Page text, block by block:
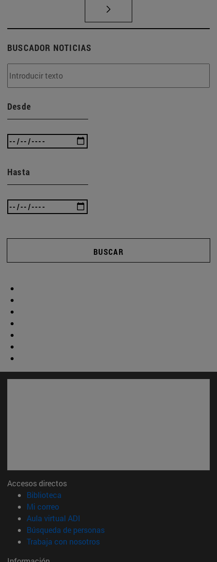
BUSCADOR NOTICIAS
Desde
Hasta
BUSCAR
Accesos directos
Biblioteca
Mi correo(abre en nueva ventana)
Aula virtual ADI
Búsqueda de personas(abre en nueva ventana)
Trabaja con nosotros(abre en nueva ventana)